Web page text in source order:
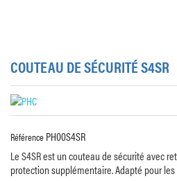
COUTEAU DE SÉCURITÉ S4SR
Référence PH00S4SR
Le S4SR est un couteau de sécurité avec
protection supplémentaire. Adapté pour